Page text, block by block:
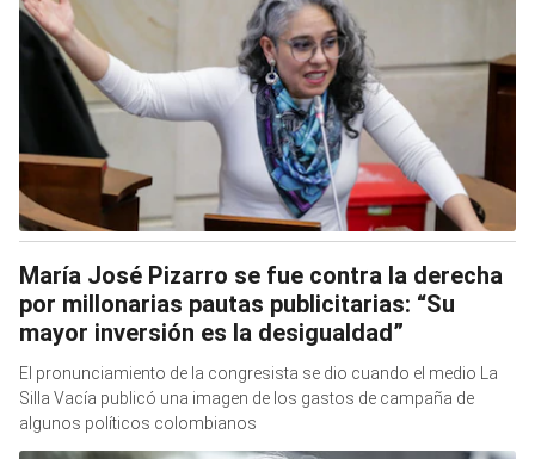
María José Pizarro se fue contra la derecha
por millonarias pautas publicitarias: “Su
mayor inversión es la desigualdad”
El pronunciamiento de la congresista se dio cuando el medio La
Silla Vacía publicó una imagen de los gastos de campaña de
algunos políticos colombianos